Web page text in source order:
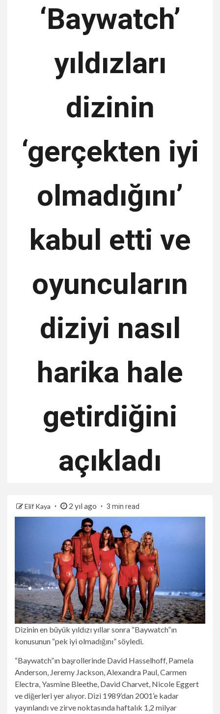
‘Baywatch’
yıldızları
dizinin
‘gerçekten iyi
olmadığını’
kabul etti ve
oyuncuların
diziyi nasıl
harika hale
getirdiğini
açıkladı
Elif Kaya 2 yıl ago 3 min read
Dizinin en büyük yıldızı yıllar sonra “Baywatch”ın
konusunun “pek iyi olmadığını” söyledi.
“Baywatch”ın başrollerinde David Hasselhoff, Pamela
Anderson, Jeremy Jackson, Alexandra Paul, Carmen
Electra, Yasmine Bleethe, David Charvet, Nicole Eggert
ve diğerleri yer alıyor. Dizi 1989’dan 2001’e kadar
yayınlandı ve zirve noktasında haftalık 1,2 milyar